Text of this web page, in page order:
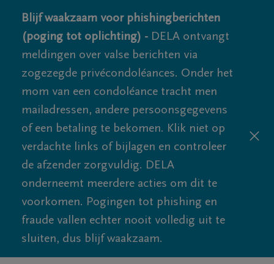
Blijf waakzaam voor phishingberichten
(poging tot oplichting) - DELA ontvangt
meldingen over valse berichten via
zogezegde privécondoléances. Onder het
mom van een condoléance tracht men
mailadressen, andere persoonsgegevens
of een betaling te bekomen. Klik niet op
verdachte links of bijlagen en controleer
de afzender zorgvuldig. DELA
onderneemt meerdere acties om dit te
voorkomen. Pogingen tot phishing en
fraude vallen echter nooit volledig uit te
sluiten, dus blijf waakzaam.